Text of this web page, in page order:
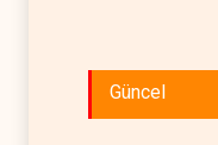
Güncel